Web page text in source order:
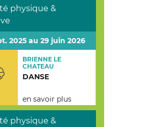
physique &
2025 au 29 juin 2026
BRIENNE LE
CHATEAU
DANSE
en savoir plus
physique &